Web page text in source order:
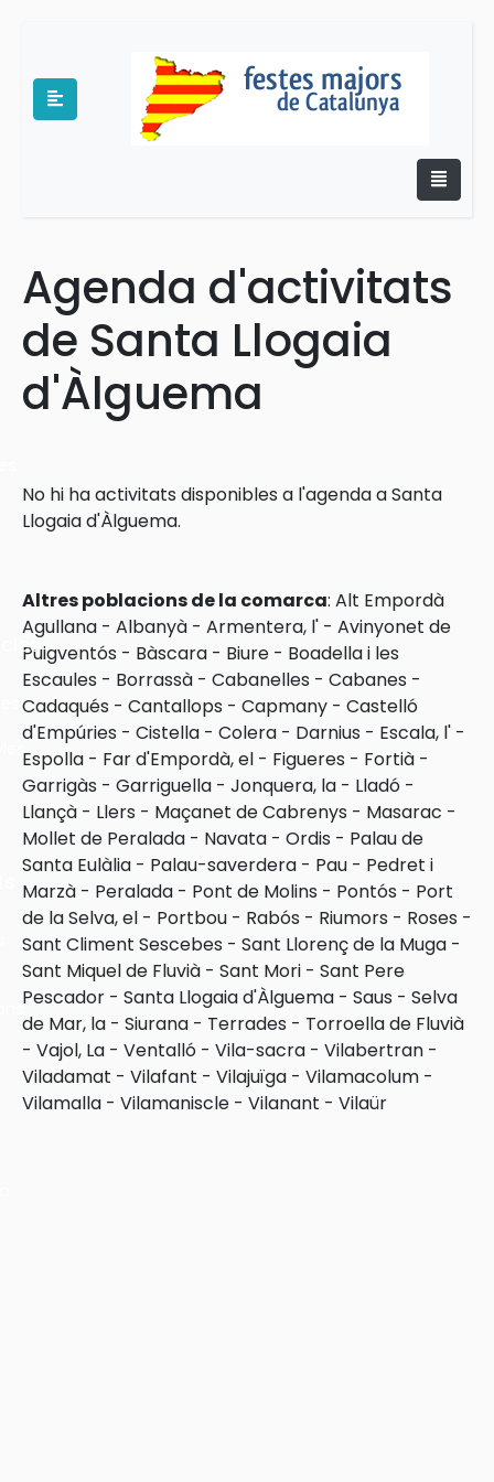
Agenda d'activitats
de Santa Llogaia
d'Àlguema
No hi ha activitats disponibles a l'agenda a Santa
Llogaia d'Àlguema.
Altres poblacions de la comarca: Alt Empordà
Agullana - Albanyà - Armentera, l' - Avinyonet de
Puigventós - Bàscara - Biure - Boadella i les
Escaules - Borrassà - Cabanelles - Cabanes -
Cadaqués - Cantallops - Capmany - Castelló
d'Empúries - Cistella - Colera - Darnius - Escala, l' -
Espolla - Far d'Empordà, el - Figueres - Fortià -
Garrigàs - Garriguella - Jonquera, la - Lladó -
Llançà - Llers - Maçanet de Cabrenys - Masarac -
Mollet de Peralada - Navata - Ordis - Palau de
Santa Eulàlia - Palau-saverdera - Pau - Pedret i
Marzà - Peralada - Pont de Molins - Pontós - Port
de la Selva, el - Portbou - Rabós - Riumors - Roses -
Sant Climent Sescebes - Sant Llorenç de la Muga -
Sant Miquel de Fluvià - Sant Mori - Sant Pere
Pescador - Santa Llogaia d'Àlguema - Saus - Selva
de Mar, la - Siurana - Terrades - Torroella de Fluvià
- Vajol, La - Ventalló - Vila-sacra - Vilabertran -
Viladamat - Vilafant - Vilajuïga - Vilamacolum -
Vilamalla - Vilamaniscle - Vilanant - Vilaür